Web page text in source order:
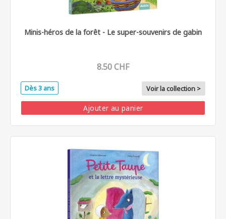
Minis-héros de la forêt - Le super-souvenirs de gabin
8.50 CHF
Dès 3 ans Voir la collection >
Ajouter au panier